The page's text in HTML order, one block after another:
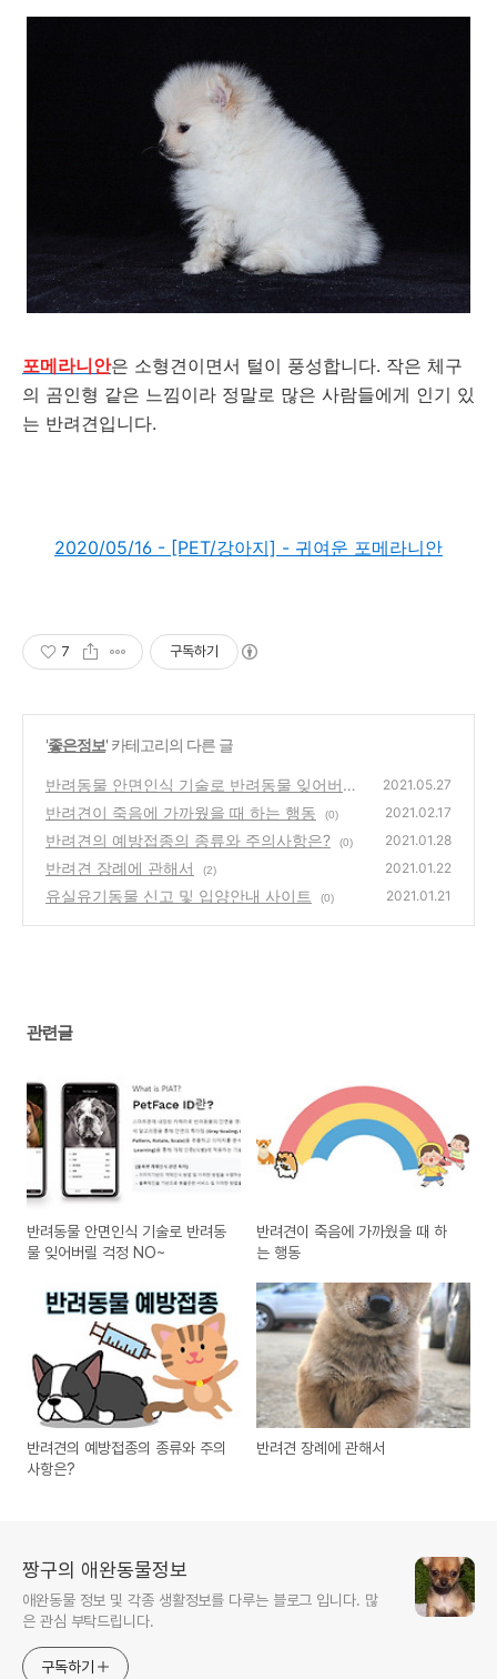
포메라니안은 소형견이면서 털이 풍성합니다. 작은 체구
의 곰인형 같은 느낌이라 정말로 많은 사람들에게 인기 있
는 반려견입니다.
2020/05/16 - [PET/강아지] - 귀여운 포메라니안
7 구독하기
'좋은정보' 카테고리의 다른 글
반려동물 안면인식 기술로 반려동물 잊어버릴
걱정 NO~
(0)
2021.05.27
반려견이 죽음에 가까웠을 때 하는 행동 (0) 2021.02.17
반려견의 예방접종의 종류와 주의사항은? (0) 2021.01.28
반려견 장례에 관해서 (2) 2021.01.22
유실유기동물 신고 및 입양안내 사이트 (0) 2021.01.21
관련글
반려동물 안면인식 기술로 반려동
물 잊어버릴 걱정 NO~
반려견이 죽음에 가까웠을 때 하
는 행동
반려견의 예방접종의 종류와 주의
사항은?
반려견 장례에 관해서
짱구의 애완동물정보
애완동물 정보 및 각종 생활정보를 다루는 블로그 입니다. 많
은 관심 부탁드립니다.
구독하기